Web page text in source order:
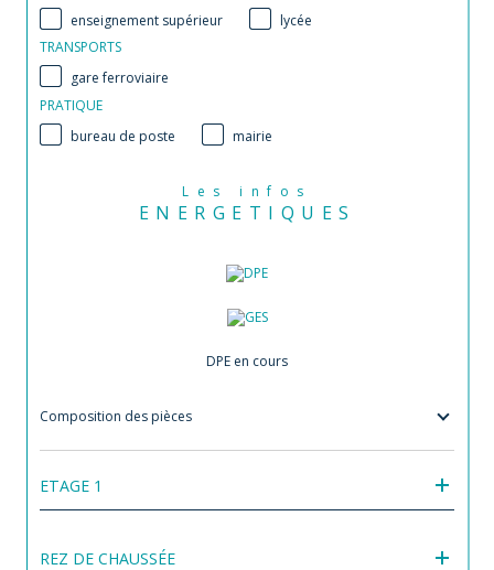
enseignement supérieur
lycée
TRANSPORTS
gare ferroviaire
PRATIQUE
bureau de poste
mairie
Les infos
ENERGETIQUES
DPE en cours
Composition des pièces
ETAGE 1
REZ DE CHAUSSÉE